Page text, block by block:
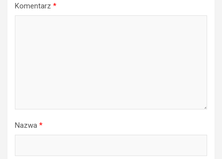
Komentarz *
Nazwa *